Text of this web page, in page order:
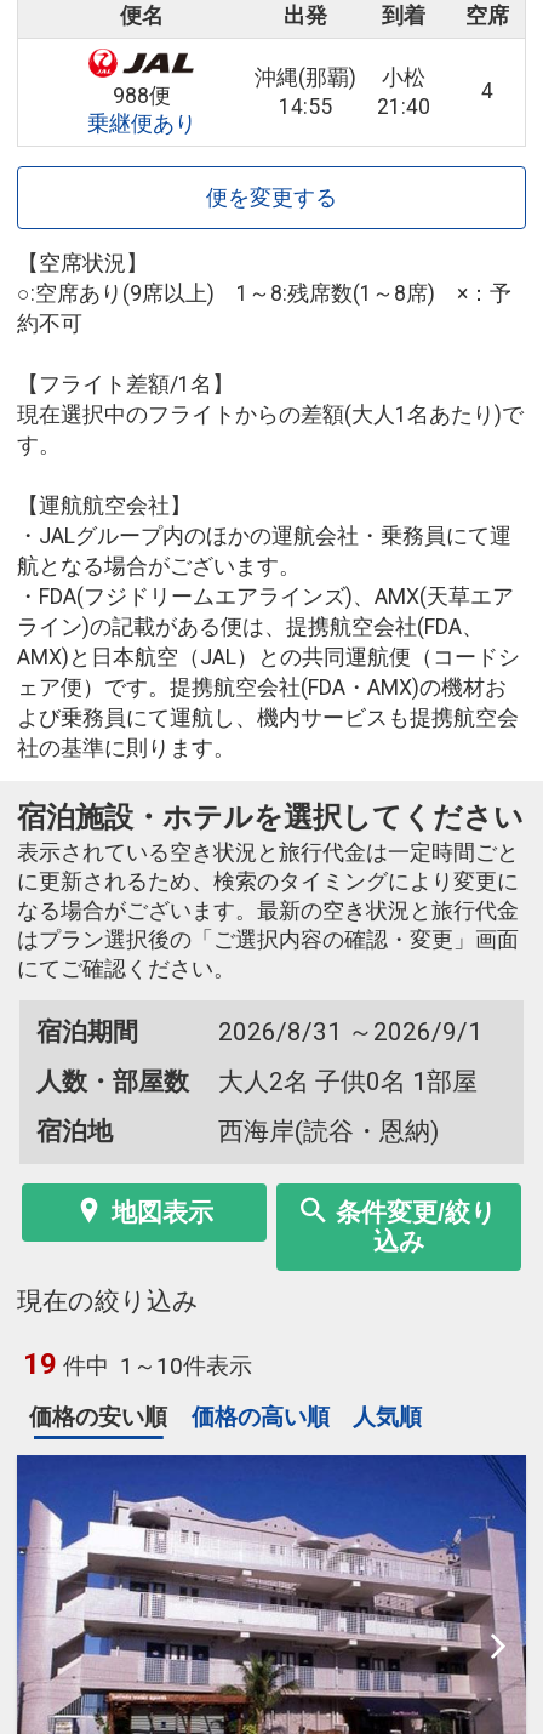
便名 出発 到着 空席
988便
乗継便あり
沖縄(那覇)
14:55
小松
21:40
4
便を変更する
【空席状況】
○:空席あり(9席以上) 1～8:残席数(1～8席) ×：予
約不可
【フライト差額/1名】
現在選択中のフライトからの差額(大人1名あたり)で
す。
【運航航空会社】
・JALグループ内のほかの運航会社・乗務員にて運
航となる場合がございます。
・FDA(フジドリームエアラインズ)、AMX(天草エア
ライン)の記載がある便は、提携航空会社(FDA、
AMX)と日本航空（JAL）との共同運航便（コードシ
ェア便）です。提携航空会社(FDA・AMX)の機材お
よび乗務員にて運航し、機内サービスも提携航空会
社の基準に則ります。
宿泊施設・ホテルを選択してください
表示されている空き状況と旅行代金は一定時間ごと
に更新されるため、検索のタイミングにより変更に
なる場合がございます。最新の空き状況と旅行代金
はプラン選択後の「ご選択内容の確認・変更」画面
にてご確認ください。
宿泊期間
2026/8/31 ～2026/9/1
人数・部屋数
大人2名 子供0名 1部屋
宿泊地
西海岸(読谷・恩納)
地図表示
条件変更/絞り
込み
現在の絞り込み
19 件中 1～10件表示
価格の安い順
価格の高い順 人気順